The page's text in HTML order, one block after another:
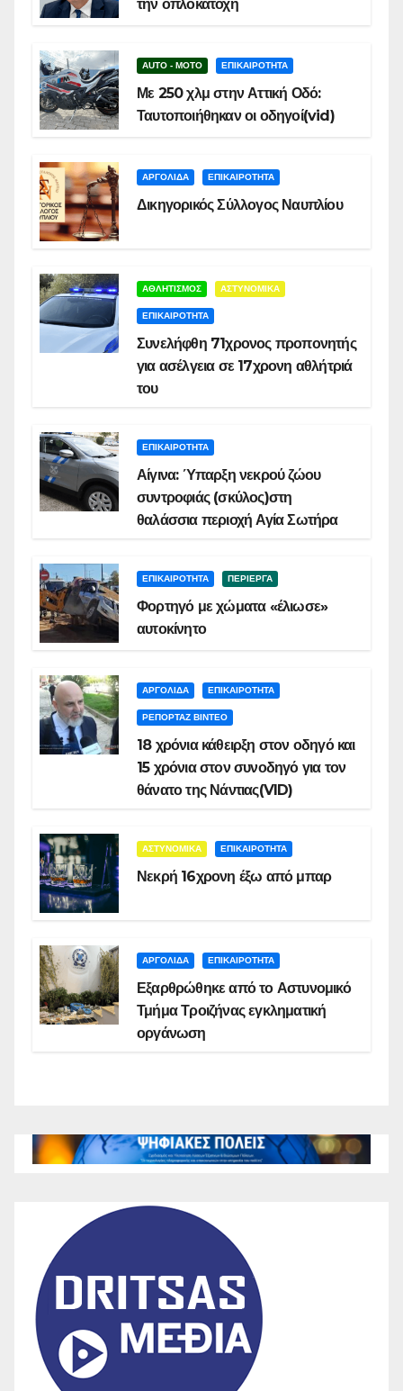
την οπλοκατοχή
AUTO - MOTO ΕΠΙΚΑΙΡΟΤΗΤΑ
Με 250 χλμ στην Αττική Οδό:
Ταυτοποιήθηκαν οι οδηγοί(vid)
ΑΡΓΟΛΙΔΑ ΕΠΙΚΑΙΡΟΤΗΤΑ
Δικηγορικός Σύλλογος Ναυπλίου
ΑΘΛΗΤΙΣΜΟΣ ΑΣΤΥΝΟΜΙΚΑ
ΕΠΙΚΑΙΡΟΤΗΤΑ
Συνελήφθη 71χρονος προπονητής
για ασέλγεια σε 17χρονη αθλήτριά
του
ΕΠΙΚΑΙΡΟΤΗΤΑ
Αίγινα: Ύπαρξη νεκρού ζώου
συντροφιάς (σκύλος)στη
θαλάσσια περιοχή Αγία Σωτήρα
ΕΠΙΚΑΙΡΟΤΗΤΑ ΠΕΡΙΕΡΓΑ
Φορτηγό με χώματα «έλιωσε»
αυτοκίνητο
ΑΡΓΟΛΙΔΑ ΕΠΙΚΑΙΡΟΤΗΤΑ
ΡΕΠΟΡΤΑΖ ΒΙΝΤΕΟ
18 χρόνια κάθειρξη στον οδηγό και
15 χρόνια στον συνοδηγό για τον
θάνατο της Νάντιας(VID)
ΑΣΤΥΝΟΜΙΚΑ ΕΠΙΚΑΙΡΟΤΗΤΑ
Νεκρή 16χρονη έξω από μπαρ
ΑΡΓΟΛΙΔΑ ΕΠΙΚΑΙΡΟΤΗΤΑ
Εξαρθρώθηκε από το Αστυνομικό
Τμήμα Τροιζήνας εγκληματική
οργάνωση